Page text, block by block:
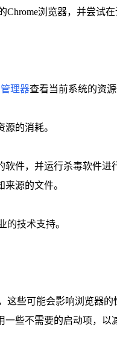
浏览器，并尝试
理器查看当前系统的资
的消耗。
件，并运行杀毒软件进
源的文件。
的技术支持。
些可能会影响浏览器的
些不需要的启动项，以